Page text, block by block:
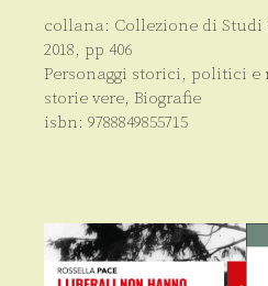
collana: Collezione di
2018, pp 406
Personaggi storici, politici
storie vere, Biografie
isbn: 9788849855715